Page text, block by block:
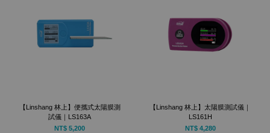
【Linshang 林上】便攜式太陽膜測
試儀｜LS163A
NT$ 5,200
【Linshang 林上】太陽膜測試儀｜
LS161H
NT$ 4,280